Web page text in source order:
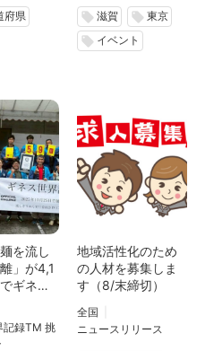
多い京
県
府県
志が爆笑トーク
local_offer 滋賀 local_offer 東京
local_offer イベント
を流し
」が4,1
ギネス
川町
記録TM 挑
地域活性化のため
の人材を募集しま
す（8/末締切）
全国
ニュースリリース